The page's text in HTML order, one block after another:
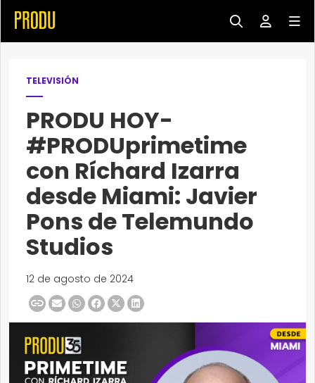
TELEVISIÓN
PRODU HOY-
#PRODUprimetime
con Ríchard Izarra
desde Miami: Javier
Pons de Telemundo
Studios
12 de agosto de 2024